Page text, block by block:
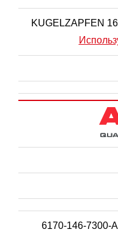
KUGELZAPFEN
6170-146-7300-